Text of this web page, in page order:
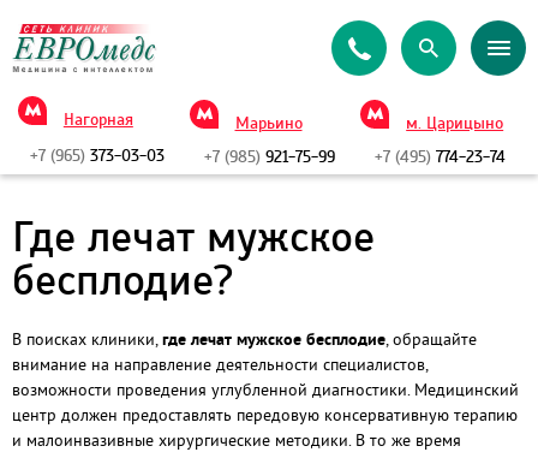
Нагорная
+7 (965) 373-03-03
Марьино
+7 (985)921-75-99
м. Царицыно
+7 (495) 774-23-74
Где лечат мужское
бесплодие?
В поисках клиники,где лечат мужское бесплодие, обращайте
внимание на направление деятельности специалистов,
возможности проведения углубленной диагностики. Медицинский
центр должен предоставлять передовую консервативную терапию
и малоинвазивные хирургические методики. В то же время